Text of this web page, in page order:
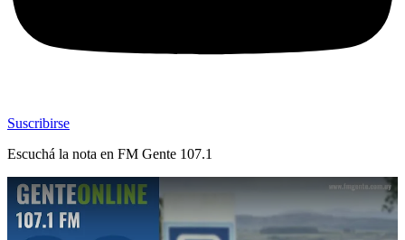
Suscribirse
Escuchá la nota en FM Gente 107.1